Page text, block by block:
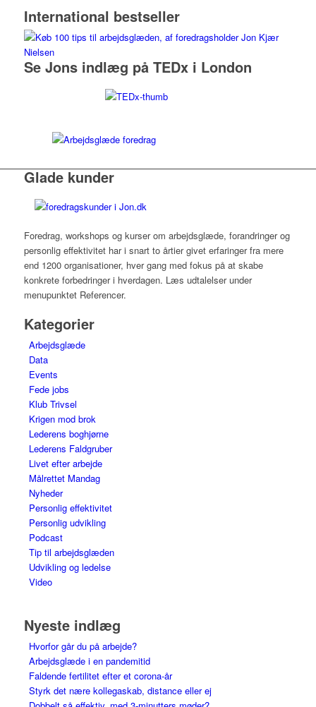
International bestseller
Se Jons indlæg på TEDx i London
Glade kunder
Foredrag, workshops og kurser om arbejdsglæde, forandringer og
personlig effektivitet har i snart to årtier givet erfaringer fra mere
end 1200 organisationer, hver gang med fokus på at skabe
konkrete forbedringer i hverdagen. Læs udtalelser under
menupunktet Referencer.
Kategorier
Arbejdsglæde
Data
Events
Fede jobs
Klub Trivsel
Krigen mod brok
Lederens boghjørne
Lederens Faldgruber
Livet efter arbejde
Målrettet Mandag
Nyheder
Personlig effektivitet
Personlig udvikling
Podcast
Tip til arbejdsglæden
Udvikling og ledelse
Video
Nyeste indlæg
Hvorfor går du på arbejde?
Arbejdsglæde i en pandemitid
Faldende fertilitet efter et corona-år
Styrk det nære kollegaskab, distance eller ej